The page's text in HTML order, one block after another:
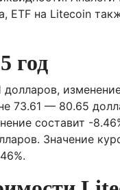
ETF на Litecoin
год
73.61 — 80.65
составит -
Значение